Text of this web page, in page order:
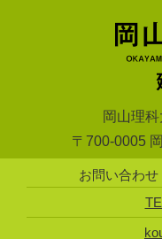
岡山理
〒700-0005
お問い合わ